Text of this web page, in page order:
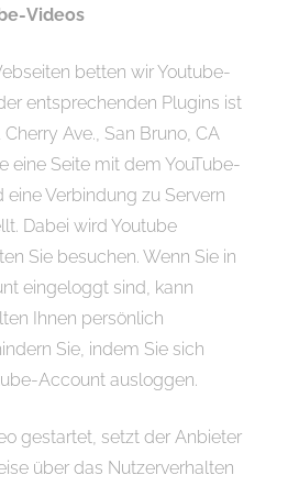
Videos
betten wir Youtube-
entsprechenden Plugins ist
Ave., San Bruno, CA
eine Seite mit dem YouTube-
Verbindung zu Servern
Dabei wird Youtube
Sie besuchen. Wenn Sie in
eingeloggt sind, kann
Ihnen persönlich
Sie, indem Sie sich
Account ausloggen.
gestartet, setzt der Anbieter
über das Nutzerverhalten